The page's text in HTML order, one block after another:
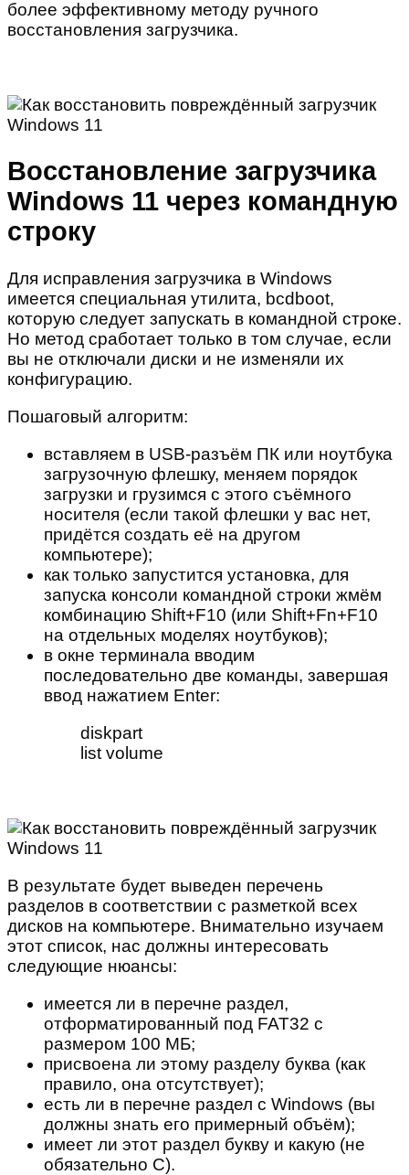
более эффективному методу ручного
восстановления загрузчика.
Восстановление загрузчика
Windows 11 через командную
строку
Для исправления загрузчика в Windows
имеется специальная утилита, bcdboot,
которую следует запускать в командной строке.
Но метод сработает только в том случае, если
вы не отключали диски и не изменяли их
конфигурацию.
Пошаговый алгоритм:
вставляем в USB-разъём ПК или ноутбука
загрузочную флешку, меняем порядок
загрузки и грузимся с этого съёмного
носителя (если такой флешки у вас нет,
придётся создать её на другом
компьютере);
как только запустится установка, для
запуска консоли командной строки жмём
комбинацию Shift+F10 (или Shift+Fn+F10
на отдельных моделях ноутбуков);
в окне терминала вводим
последовательно две команды, завершая
ввод нажатием Enter:
diskpart
list volume
В результате будет выведен перечень
разделов в соответствии с разметкой всех
дисков на компьютере. Внимательно изучаем
этот список, нас должны интересовать
следующие нюансы:
имеется ли в перечне раздел,
отформатированный под FAT32 с
размером 100 МБ;
присвоена ли этому разделу буква (как
правило, она отсутствует);
есть ли в перечне раздел с Windows (вы
должны знать его примерный объём);
имеет ли этот раздел букву и какую (не
обязательно С).